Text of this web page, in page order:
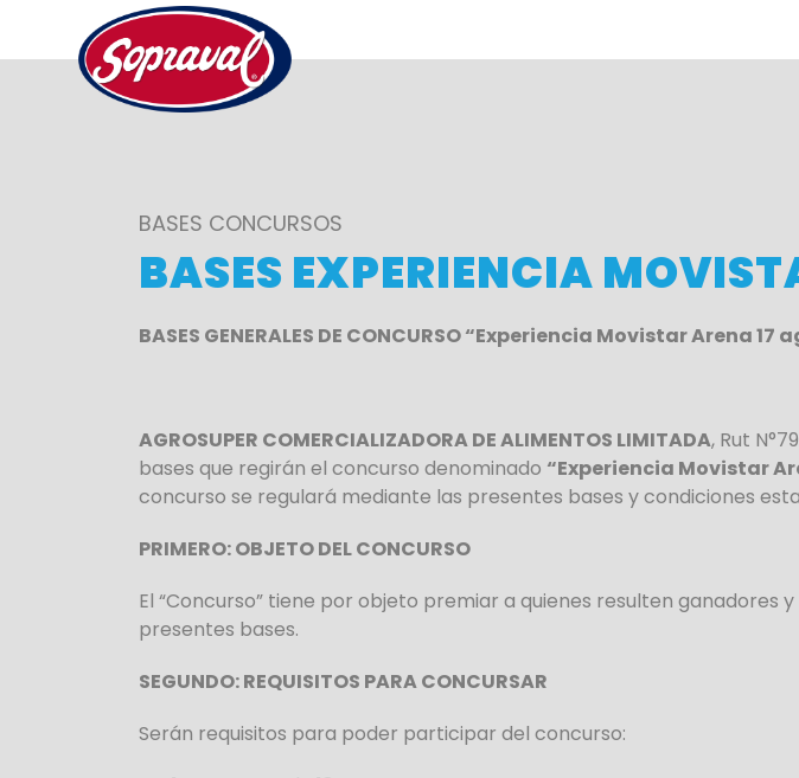
BASES CONCURSOS
BASES EXPERIENCIA
BASES GENERALES DE CONCURSO “Experiencia Movistar Arena 17
AGROSUPER COMERCIALIZADORA DE ALIMENTOS LIMITADA, Rut
bases que regirán el concurso denominado “Experiencia Movistar
concurso se regulará mediante las presentes bases y condiciones
PRIMERO: OBJETO DEL CONCURSO
El “Concurso” tiene por objeto premiar a quienes resulten
presentes bases.
SEGUNDO: REQUISITOS PARA CONCURSAR
Serán requisitos para poder participar del concurso: